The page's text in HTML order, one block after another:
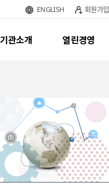
ENGLISH 회원가입
기관소개 열린경영